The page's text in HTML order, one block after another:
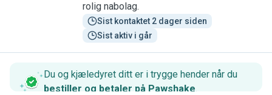
rolig nabolag.
Sist kontaktet 2 dager siden
Sist aktiv i går
Du og kjæledyret ditt er i trygge hender når du
bestiller og betaler på Pawshake.